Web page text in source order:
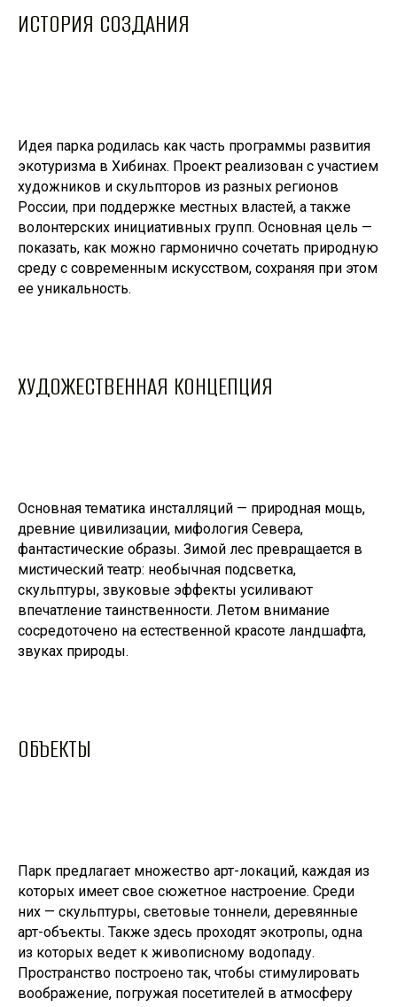
ИСТОРИЯ СОЗДАНИЯ
Идея парка родилась как часть программы развития
экотуризма в Хибинах. Проект реализован с участием
художников и скульпторов из разных регионов
России, при поддержке местных властей, а также
волонтерских инициативных групп. Основная цель —
показать, как можно гармонично сочетать природную
среду с современным искусством, сохраняя при этом
ее уникальность.
ХУДОЖЕСТВЕННАЯ КОНЦЕПЦИЯ
Основная тематика инсталляций — природная мощь,
древние цивилизации, мифология Севера,
фантастические образы. Зимой лес превращается в
мистический театр: необычная подсветка,
скульптуры, звуковые эффекты усиливают
впечатление таинственности. Летом внимание
сосредоточено на естественной красоте ландшафта,
звуках природы.
ОБЪЕКТЫ
Парк предлагает множество арт-локаций, каждая из
которых имеет свое сюжетное настроение. Среди
них — скульптуры, световые тоннели, деревянные
арт-объекты. Также здесь проходят экотропы, одна
из которых ведет к живописному водопаду.
Пространство построено так, чтобы стимулировать
воображение, погружая посетителей в атмосферу